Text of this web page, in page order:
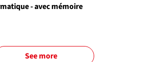
- avec mémoire
See more